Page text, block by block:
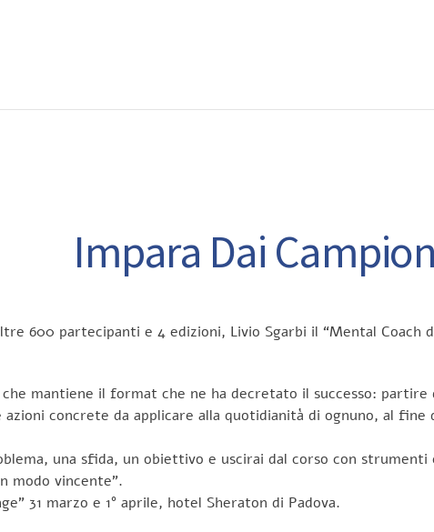
Impara Dai
600 partecipanti e 4 edizioni, Livio Sgarbi il “Mental Coach
mantiene il format che ne ha decretato il successo:
concrete da applicare alla quotidianità di ognuno, al fine
una sfida, un obiettivo e uscirai dal corso con
modo vincente”.
31 marzo e 1° aprile, hotel Sheraton di Padova.